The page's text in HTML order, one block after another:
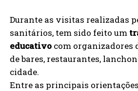
Durante as visitas realizadas
sanitários, tem sido feito um
educativo com organizadores
de bares, restaurantes,
cidade.
Entre as principais